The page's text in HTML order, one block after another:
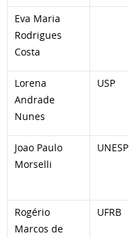
Eva Maria
Rodrigues
Costa
Lorena
Andrade
Nunes
USP
Joao Paulo
Morselli
UNESP
Rogério
Marcos de
UFRB